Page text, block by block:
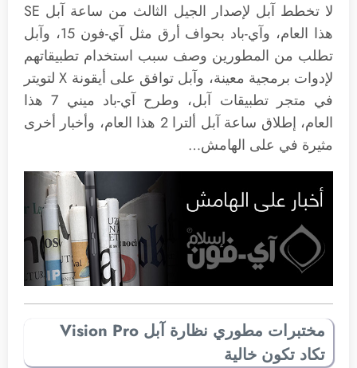
لا تخطط آبل لإصدار الجيل الثالث من ساعة آبل SE
هذا العام، وآي-باد بحواف أرق مثل آي-فون 15، وآبل
تطلب من المطورين وصف سبب استخدام تطبيقاتهم
لإدوات برمجية معينة، وآبل توافق على أيقونة X لتويتر
في متجر تطبيقات آبل، وطرح آي-باد ميني 7 هذا
العام، إطلاق ساعة آبل ألترا 2 هذا العام، وأخبار أخرى
مثيرة في على الهامش…
مختبرات مطوري نظارة آبل Vision Pro
تكاد تكون خالية